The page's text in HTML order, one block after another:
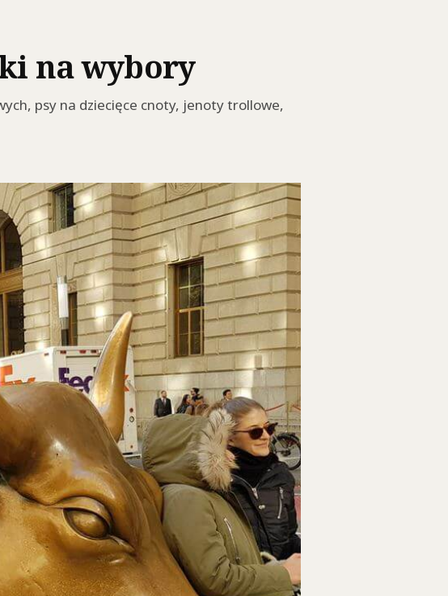
na wybory
psy na dziecięce cnoty, jenoty trollowe,